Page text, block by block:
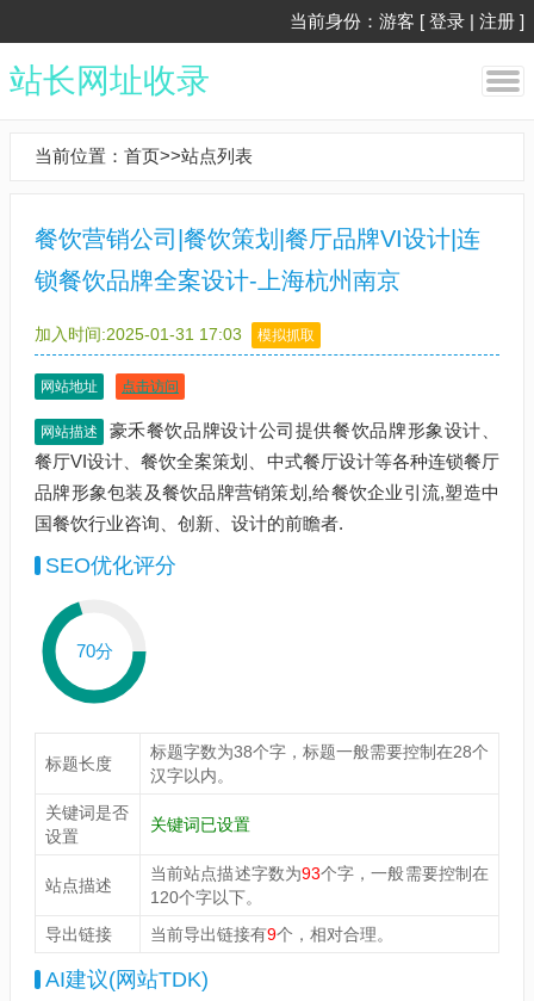
当前身份：游客 [ 登录 | 注册 ]
站长网址收录
当前位置： 首页>>站点列表
餐饮营销公司|餐饮策划|餐厅品牌VI设计|连
锁餐饮品牌全案设计-上海杭州南京
加入时间:2025-01-31 17:03 模拟抓取
网站地址 点击访问
网站描述
豪禾餐饮品牌设计公司提供餐饮品牌形象设计、
餐厅VI设计、餐饮全案策划、中式餐厅设计等各种连锁餐厅
品牌形象包装及餐饮品牌营销策划,给餐饮企业引流,塑造中
国餐饮行业咨询、创新、设计的前瞻者.
SEO优化评分
70分
标题长度
标题字数为38个字，标题一般需要控制在28个
汉字以内。
关键词是否
设置
关键词已设置
站点描述
当前站点描述字数为93个字，一般需要控制在
120个字以下。
导出链接
当前导出链接有9个，相对合理。
AI建议(网站TDK)